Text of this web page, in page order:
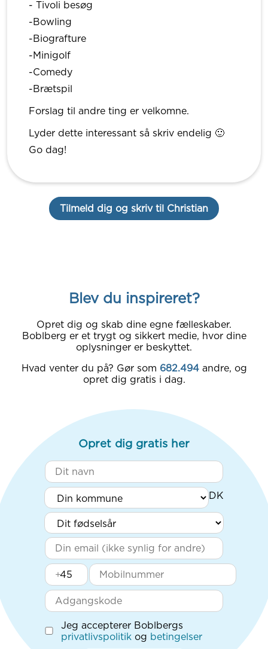
- Tivoli besøg
-Bowling
-Biografture
-Minigolf
-Comedy
-Brætspil
Forslag til andre ting er velkomne.
Lyder dette interessant så skriv endelig 🙂
Go dag!
Tilmeld dig og skriv til Christian
Blev du inspireret?
Opret dig og skab dine egne fælleskaber.
Boblberg er et trygt og sikkert medie, hvor dine
oplysninger er beskyttet.
Hvad venter du på? Gør som 682.494 andre, og
opret dig gratis i dag.
Opret dig gratis her
+
Jeg accepterer Boblbergs
privatlivspolitik og betingelser